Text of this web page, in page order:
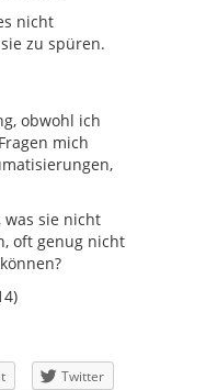
nicht
zu spüren.
obwohl ich
mich
was sie nicht
oft genug nicht
Twitter